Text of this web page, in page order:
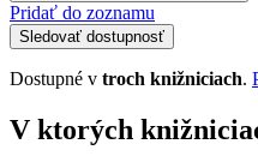
Pridať do zoznamu
Sledovať dostupnosť
Dostupné v troch knižniciach.
V ktorých